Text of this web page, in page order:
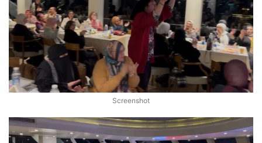
Screenshot